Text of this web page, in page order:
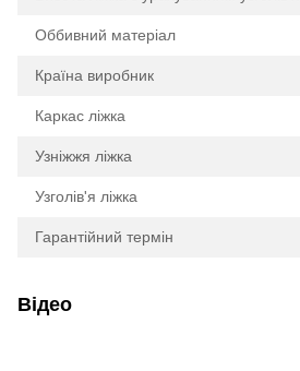
Оббивний матеріал
Країна виробник
Каркас ліжка
Узніжжя ліжка
Узголів'я ліжка
Гарантійний термін
Відео